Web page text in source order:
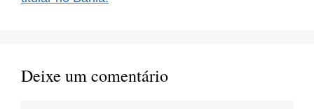
Deixe um comentário